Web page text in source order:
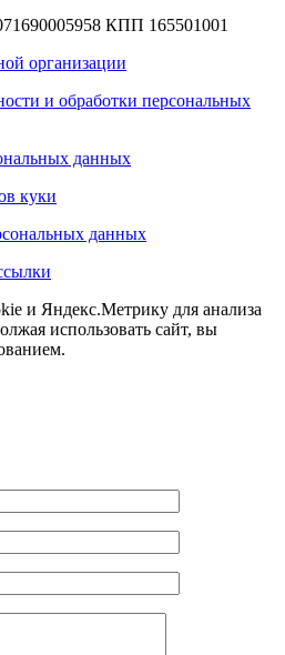
КПП 165501001
организации
и обработки персональных
данных
куки
данных
и Яндекс.Метрику для анализа
использовать сайт, вы